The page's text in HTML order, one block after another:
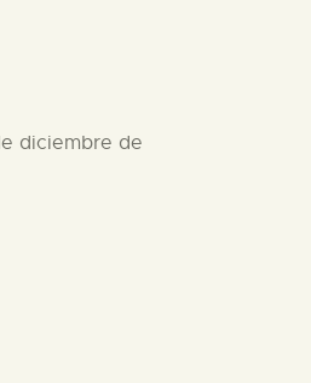
diciembre de